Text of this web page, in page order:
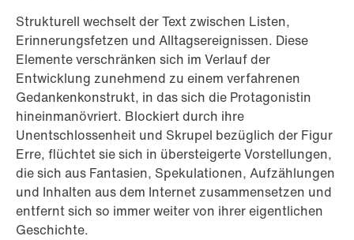
Strukturell wechselt der Text zwischen Listen,
Erinnerungsfetzen und Alltagsereignissen. Diese
Elemente verschränken sich im Verlauf der
Entwicklung zunehmend zu einem verfahrenen
Gedankenkonstrukt, in das sich die Protagonistin
hineinmanövriert. Blockiert durch ihre
Unentschlossenheit und Skrupel bezüglich der Figur
Erre, flüchtet sie sich in übersteigerte Vorstellungen,
die sich aus Fantasien, Spekulationen, Aufzählungen
und Inhalten aus dem Internet zusammensetzen und
entfernt sich so immer weiter von ihrer eigentlichen
Geschichte.